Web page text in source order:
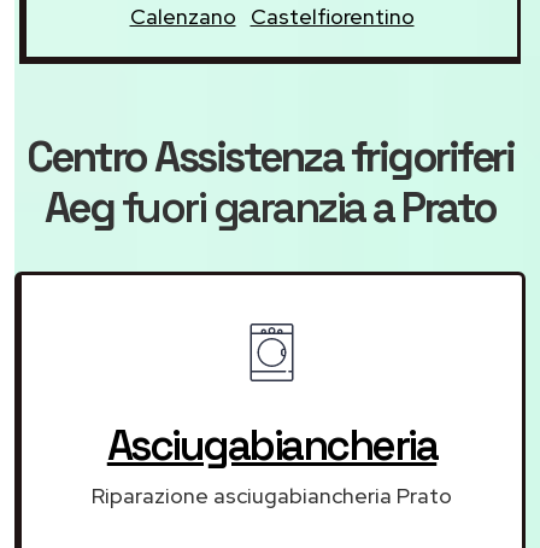
Calenzano
Castelfiorentino
Centro Assistenza frigoriferi
Aegfuori garanziaa Prato
Asciugabiancheria
Riparazione asciugabiancheria Prato